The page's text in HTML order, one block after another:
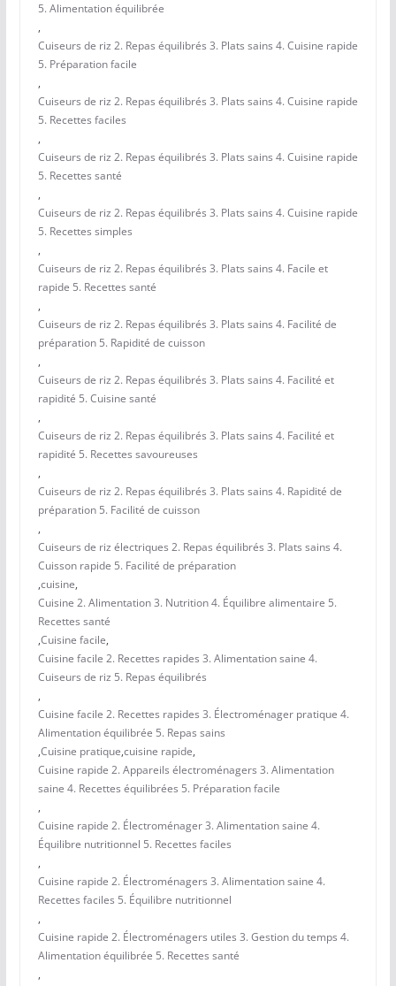
5. Alimentation équilibrée
,
Cuiseurs de riz 2. Repas équilibrés 3. Plats sains 4. Cuisine rapide
5. Préparation facile
,
Cuiseurs de riz 2. Repas équilibrés 3. Plats sains 4. Cuisine rapide
5. Recettes faciles
,
Cuiseurs de riz 2. Repas équilibrés 3. Plats sains 4. Cuisine rapide
5. Recettes santé
,
Cuiseurs de riz 2. Repas équilibrés 3. Plats sains 4. Cuisine rapide
5. Recettes simples
,
Cuiseurs de riz 2. Repas équilibrés 3. Plats sains 4. Facile et
rapide 5. Recettes santé
,
Cuiseurs de riz 2. Repas équilibrés 3. Plats sains 4. Facilité de
préparation 5. Rapidité de cuisson
,
Cuiseurs de riz 2. Repas équilibrés 3. Plats sains 4. Facilité et
rapidité 5. Cuisine santé
,
Cuiseurs de riz 2. Repas équilibrés 3. Plats sains 4. Facilité et
rapidité 5. Recettes savoureuses
,
Cuiseurs de riz 2. Repas équilibrés 3. Plats sains 4. Rapidité de
préparation 5. Facilité de cuisson
,
Cuiseurs de riz électriques 2. Repas équilibrés 3. Plats sains 4.
Cuisson rapide 5. Facilité de préparation
,cuisine,
Cuisine 2. Alimentation 3. Nutrition 4. Équilibre alimentaire 5.
Recettes santé
,Cuisine facile,
Cuisine facile 2. Recettes rapides 3. Alimentation saine 4.
Cuiseurs de riz 5. Repas équilibrés
,
Cuisine facile 2. Recettes rapides 3. Électroménager pratique 4.
Alimentation équilibrée 5. Repas sains
,Cuisine pratique,cuisine rapide,
Cuisine rapide 2. Appareils électroménagers 3. Alimentation
saine 4. Recettes équilibrées 5. Préparation facile
,
Cuisine rapide 2. Électroménager 3. Alimentation saine 4.
Équilibre nutritionnel 5. Recettes faciles
,
Cuisine rapide 2. Électroménagers 3. Alimentation saine 4.
Recettes faciles 5. Équilibre nutritionnel
,
Cuisine rapide 2. Électroménagers utiles 3. Gestion du temps 4.
Alimentation équilibrée 5. Recettes santé
,